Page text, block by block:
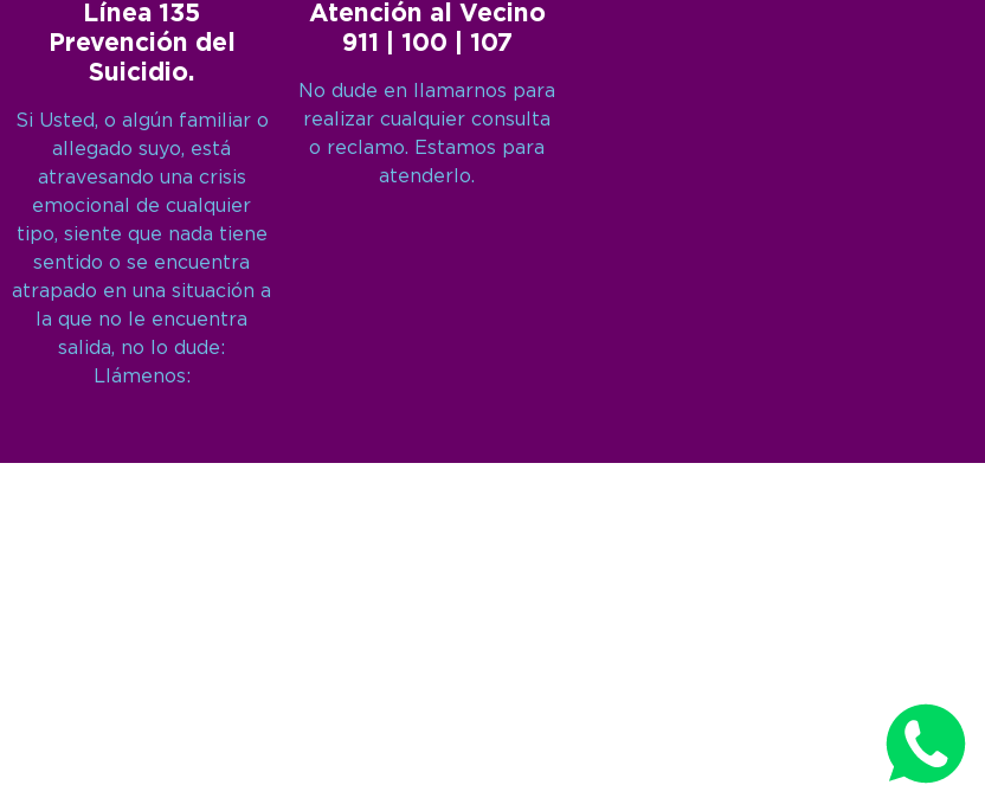
Línea 135
Prevención del
Suicidio.
Si Usted, o algún familiar o
allegado suyo, está
atravesando una crisis
emocional de cualquier
tipo, siente que nada tiene
sentido o se encuentra
atrapado en una situación a
la que no le encuentra
salida, no lo dude:
Llámenos:
Atención al Vecino
911 | 100 | 107
No dude en llamarnos para
realizar cualquier consulta
o reclamo. Estamos para
atenderlo.